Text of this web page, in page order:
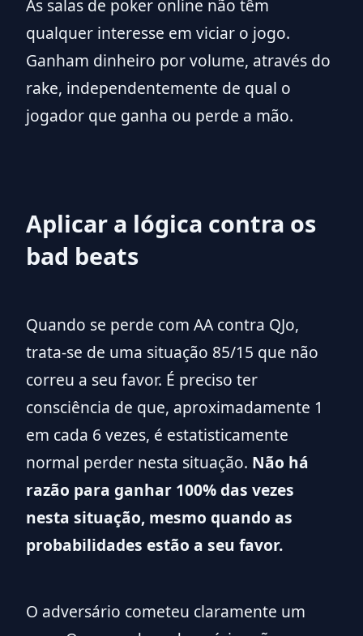
As salas de poker online não têm
qualquer interesse em viciar o jogo.
Ganham dinheiro por volume, através do
rake, independentemente de qual o
jogador que ganha ou perde a mão.
Aplicar a lógica contra os
bad beats
Quando se perde com AA contra QJo,
trata-se de uma situação 85/15 que não
correu a seu favor. É preciso ter
consciência de que, aproximadamente 1
em cada 6 vezes, é estatisticamente
normal perder nesta situação. Não há
razão para ganhar 100% das vezes
nesta situação, mesmo quando as
probabilidades estão a seu favor.
O adversário cometeu claramente um